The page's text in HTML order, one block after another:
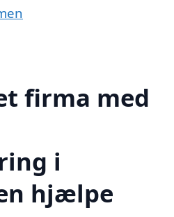
firma med
i
hjælpe